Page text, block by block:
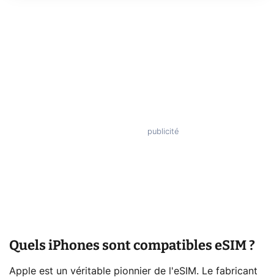
Quels iPhones sont compatibles eSIM ?
Apple est un véritable pionnier de l'eSIM. Le fabricant